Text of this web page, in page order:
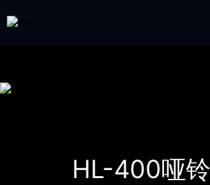
导航
网站地图
HL-400哑